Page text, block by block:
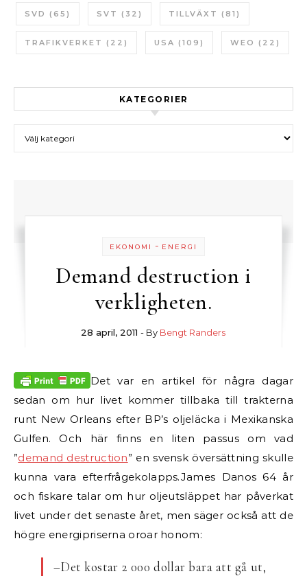
SVD (65) SVT (32) TILLVÄXT (81)
TRAFIKVERKET (22) USA (109) WEO (22)
KATEGORIER
EKONOMI - ENERGI
Demand destruction i
verkligheten.
28 april, 2011 - By Bengt Randers
Det var en artikel för några dagar
sedan om hur livet kommer tillbaka till trakterna
runt New Orleans efter BP’s oljeläcka i Mexikanska
Gulfen. Och här finns en liten passus om vad
”demand destruction” en svensk översättning skulle
kunna vara efterfrågekolapps.James Danos 64 år
och fiskare talar om hur oljeutsläppet har påverkat
livet under det senaste året, men säger också att de
högre energipriserna oroar honom:
–Det kostar 2 000 dollar bara att gå ut,